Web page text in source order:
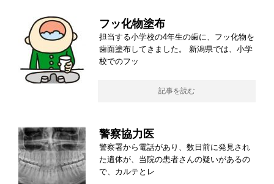
フッ化物塗布
担当する小学校の4年生の歯に、フッ化物を
歯面塗布してきました。 新潟県では、小学
校でのフッ
記事を読む
警察協力医
警察署から電話があり、数日前に発見され
た遺体が、当院の患者さんの疑いがあるの
で、カルテとレ